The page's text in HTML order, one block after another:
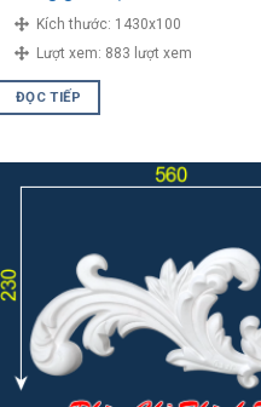
Kích thước: 1430x100
Lượt xem: 883 lượt xem
ĐỌC TIẾP